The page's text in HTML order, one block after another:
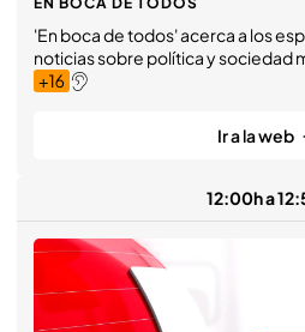
'En boca de todos' acerca a los
noticias sobre política y sociedad
Ir a la web
12:00h a